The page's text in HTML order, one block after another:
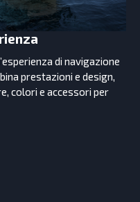
di navigazione
prestazioni e design,
colori e accessori per